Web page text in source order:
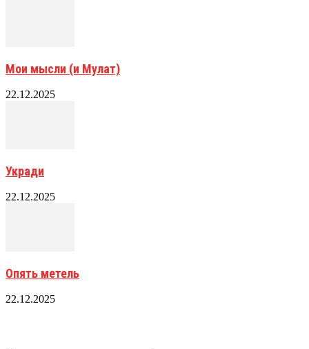
Мои мысли (и Мулат)
22.12.2025
Укради
22.12.2025
Опять метель
22.12.2025